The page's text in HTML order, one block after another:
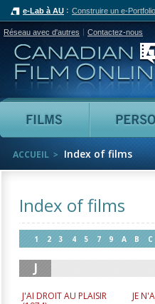
e-Lab à AU Construire un e-Portfolio
Réseau avec d'autres Contactez-nous
Films
ACCUEIL Index of films
Index of films
1 2 3 4 5 7 9 A B C
J
J'AI DROIT AU PLAISIR
JE